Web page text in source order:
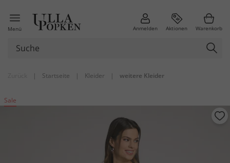
Menü Anmelden Aktionen Warenkorb
| Startseite | Kleider | weitere Kleider
Sale